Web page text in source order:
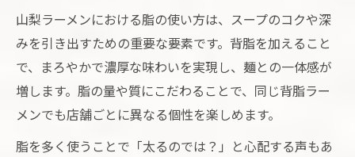
山梨ラーメンにおける脂の使い方は、スープのコクや深
みを引き出すための重要な要素です。背脂を加えること
で、まろやかで濃厚な味わいを実現し、麺との一体感が
増します。脂の量や質にこだわることで、同じ背脂ラー
メンでも店舗ごとに異なる個性を楽しめます。
脂を多く使うことで「太るのでは？」と心配する声もあ